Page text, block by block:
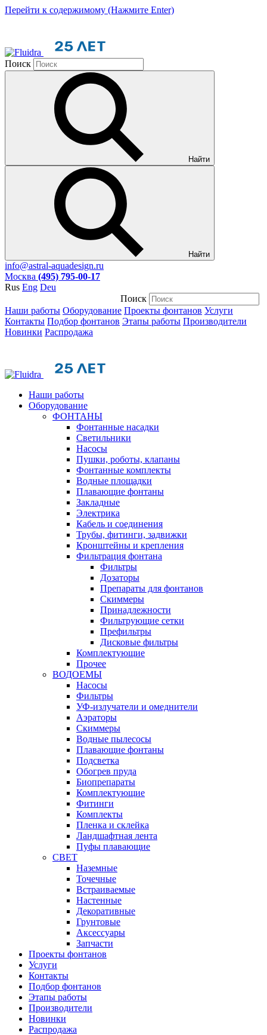
Перейти к содержимому (Нажмите Enter)
Поиск
Найти
Найти
info@astral-aquadesign.ru
Москва (495) 795-00-17
Rus Eng Deu
Поиск
Наши работы Оборудование Проекты фонтанов Услуги
Контакты Подбор фонтанов Этапы работы Производители
Новинки Распродажа
Наши работы
Оборудование
ФОНТАНЫ
Фонтанные насадки
Cветильники
Насосы
Пушки, роботы, клапаны
Фонтанные комплекты
Водные площадки
Плавающие фонтаны
Закладные
Электрика
Кабель и соединения
Трубы, фитинги, задвижки
Кронштейны и крепления
Фильтрация фонтана
Фильтры
Дозаторы
Препараты для фонтанов
Скиммеры
Принадлежности
Фильтрующие сетки
Префильтры
Дисковые фильтры
Комплектующие
Прочее
ВОДОЕМЫ
Насосы
Фильтры
УФ-излучатели и омеднители
Аэраторы
Cкиммеры
Водные пылесосы
Плавающие фонтаны
Подсветка
Обогрев пруда
Биопрепараты
Комплектующие
Фитинги
Комплекты
Пленка и склейка
Ландшафтная лента
Пуфы плавающие
СВЕТ
Наземные
Точечные
Встраиваемые
Настенные
Декоративные
Грунтовые
Аксессуары
Запчасти
Проекты фонтанов
Услуги
Контакты
Подбор фонтанов
Этапы работы
Производители
Новинки
Распродажа